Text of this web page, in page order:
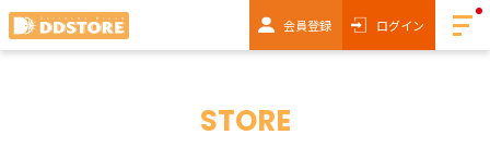
会員登録 ログイン
STORE